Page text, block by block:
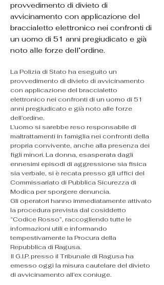
provvedimento di divieto di
avvicinamento con applicazione del
braccialetto elettronico nei confronti di
un uomo di 51 anni pregiudicato e già
noto alle forze dell’ordine.
La Polizia di Stato ha eseguito un
provvedimento di divieto di avvicinamento
con applicazione del braccialetto
elettronico nei confronti di un uomo di 51
anni pregiudicato e già noto alle forze
dell’ordine.
L’uomo si sarebbe reso responsabile di
maltrattamenti in famiglia nei confronti della
propria convivente, anche alla presenza dei
figli minori. La donna, esasperata dagli
ennesimi episodi di aggressione sia fisica
sia verbale, si è recata presso gli uffici del
Commissariato di Pubblica Sicurezza di
Modica per sporgere denuncia.
Gli operatori hanno immediatamente attivato
la procedura prevista dal cosiddetto
“Codice Rosso”, raccogliendo tutte le
informazioni utili e informando
tempestivamente la Procura della
Repubblica di Ragusa.
Il G.I.P. presso il Tribunale di Ragusa ha
emesso oggi la misura cautelare del divieto
di avvicinamento all’ex coniuge.